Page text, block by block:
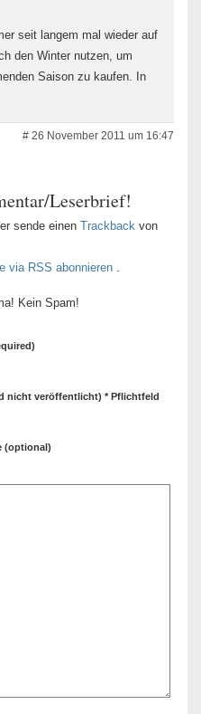
seit langem mal wieder auf
den Winter nutzen, um
Saison zu kaufen. In
# 26 November 2011 um 16:47
Leserbrief!
sende einen Trackback von
via RSS abonnieren .
Kein Spam!
nicht veröffentlicht) * Pflichtfeld
(optional)